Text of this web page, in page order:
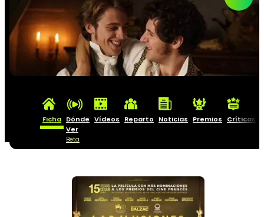
Ficha Dónde
Ver
Beta
Vídeos Reparto Noticias Premios Críticas